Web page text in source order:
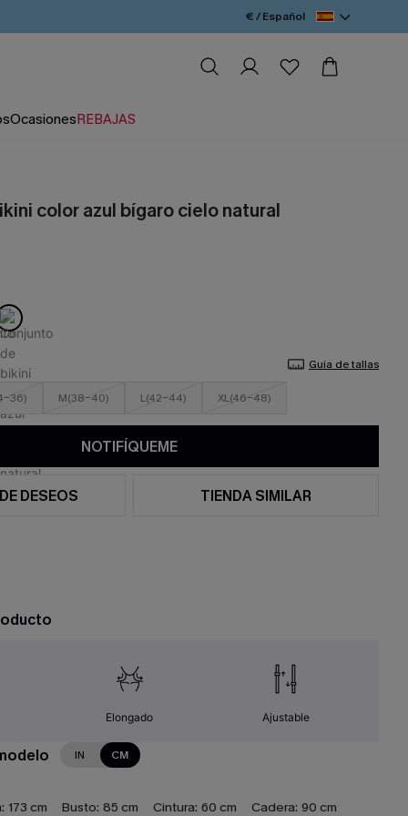
€ / Español
OcasionesREBAJAS
color azul bígaro cielo natural
Guía de tallas
36) M(38-40) L(42-44) XL(46-48)
NOTIFÍQUEME
DESEOS TIENDA SIMILAR
Elongado Ajustable
IN CM
173 cm Busto: 85 cm Cintura: 60 cm Cadera: 90 cm